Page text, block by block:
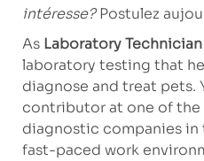
intéresse? Postulez
As Laboratory Technician
laboratory testing that
diagnose and treat pets.
contributor at one of the
diagnostic companies in
fast-paced work